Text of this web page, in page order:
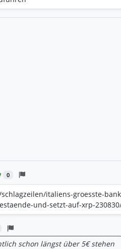
0
italiens-groesste-
und-setzt-auf-xrp-
schon längst über 5€ stehen